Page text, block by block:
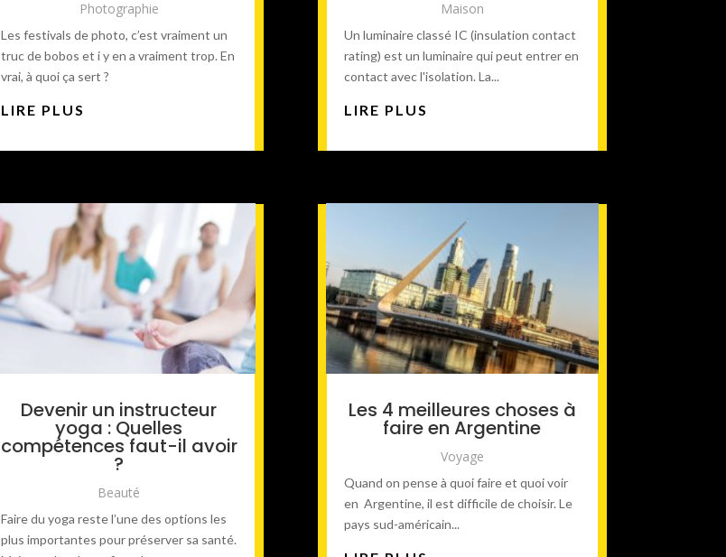
Photographie
Les festivals de photo, c’est vraiment un
truc de bobos et i y en a vraiment trop. En
vrai, à quoi ça sert ?
LIRE PLUS
Devenir un instructeur
yoga : Quelles
compétences faut-il avoir
?
Beauté
Faire du yoga reste l’une des options les
plus importantes pour préserver sa santé.
Maison
Un luminaire classé IC (insulation contact
rating) est un luminaire qui peut entrer en
contact avec l'isolation. La...
LIRE PLUS
Les 4 meilleures choses à
faire en Argentine
Voyage
Quand on pense à quoi faire et quoi voir
en Argentine, il est difficile de choisir. Le
pays sud-américain...